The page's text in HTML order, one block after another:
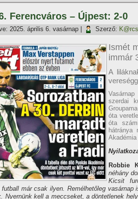
Ferencváros – Újpest: 2-0
2025. április 6. vasárnap Szerző:
Ismét
immár
A
szerdai
óta
óta
hátránya
Robbie
néhány
Kicsit
már csak ilyen. Remélhetőleg
Nyernünk kell a meccseket, a döntetlenek